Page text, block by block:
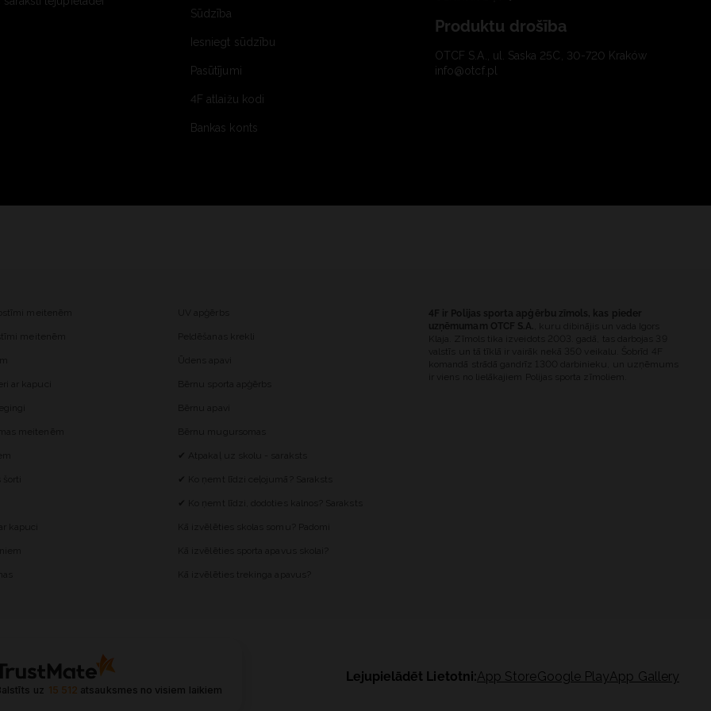
Sūdzība
Iesniegt sūdzību
Pasūtījumi
4F atlaižu kodi
Bankas konts
Produktu drošība
OTCF S.A., ul. Saska 25C, 30-720 Kraków
info@otcf.pl
uz 15 512 atsauksmes no visiem laikiem
Lejupielādēt Lietotni:App StoreGoogle PlayApp Gallery